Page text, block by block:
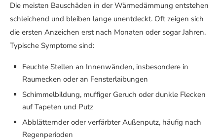
Die meisten Bauschäden in der Wärmedämmung entstehen
schleichend und bleiben lange unentdeckt. Oft zeigen sich
die ersten Anzeichen erst nach Monaten oder sogar Jahren.
Typische Symptome sind:
Feuchte Stellen an Innenwänden, insbesondere in
Raumecken oder an Fensterlaibungen
Schimmelbildung, muffiger Geruch oder dunkle Flecken
auf Tapeten und Putz
Abblätternder oder verfärbter Außenputz, häufig nach
Regenperioden